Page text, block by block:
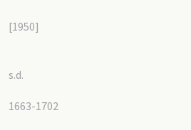
[1950]
s.d.
1663-1702